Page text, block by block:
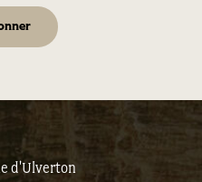
d'Ulverton